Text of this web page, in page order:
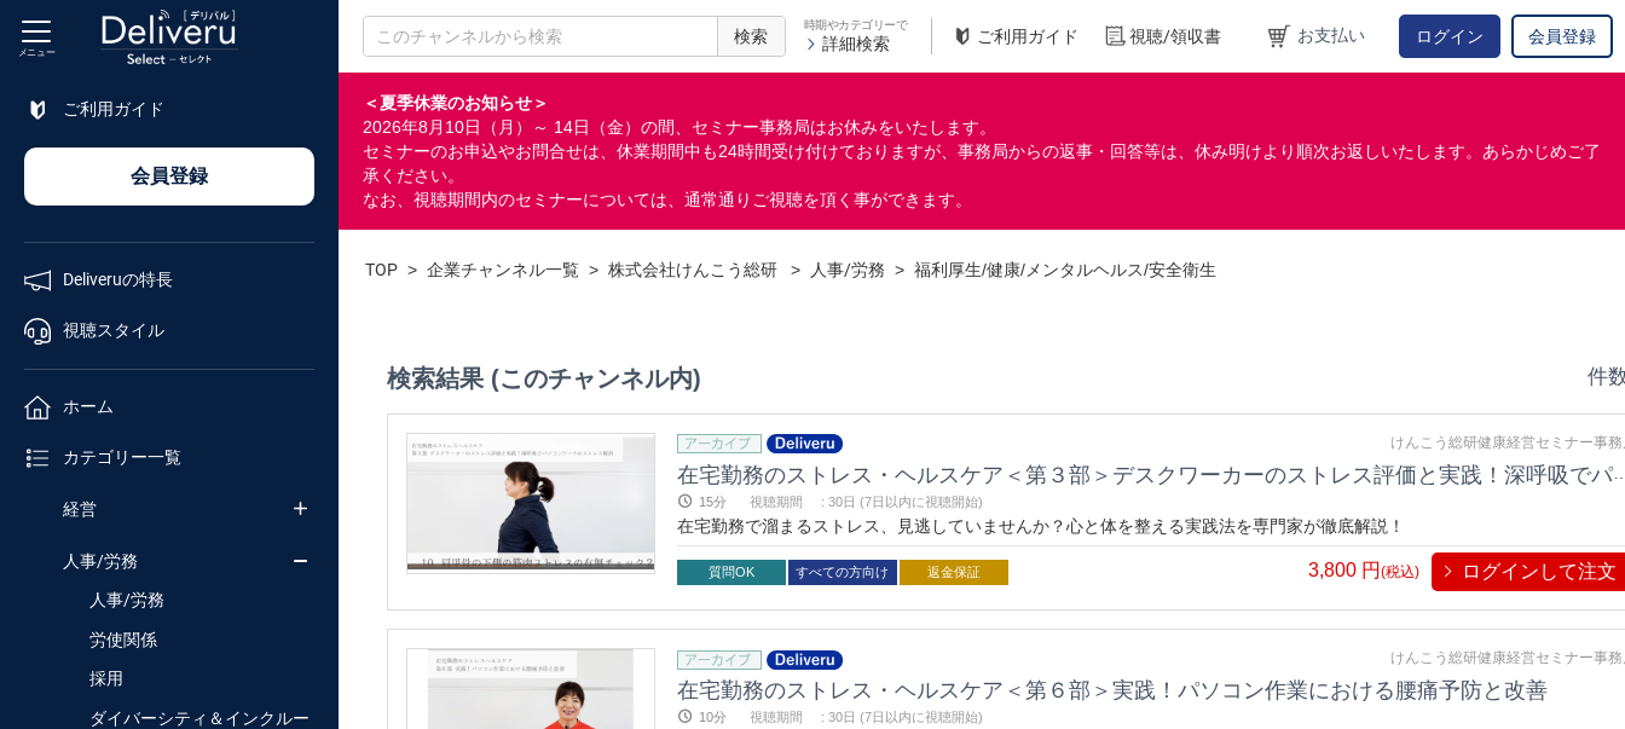
検索
時期やカテゴリーで
詳細検索 ご利用ガイド 視聴/領収書 お支払い ログイン 会員登録
＜夏季休業のお知らせ＞
2026年8月10日（月）～ 14日（金）の間、セミナー事務局はお休みをいたします。
セミナーのお申込やお問合せは、休業期間中も24時間受け付けておりますが、事務局からの返事・回答等は、休み明けより順次お返しいたします。あらかじめご了
承ください。
なお、視聴期間内のセミナーについては、通常通りご視聴を頂く事ができます。
メニュー
ご利用ガイド
会員登録
Deliveruの特長
視聴スタイル
ホーム
カテゴリー一覧
経営
人事/労務
人事/労務
労使関係
採用
ダイバーシティ＆インクルー
セミナー
番号検索
TOP > 企業チャンネル一覧 > 株式会社けんこう総研 > 人事/労務 > 福利厚生/健康/メンタルヘルス/安全衛生
検索結果 (このチャンネル内) 件
けんこう総研健康経営セミナー事
在宅勤務のストレス・ヘルスケア＜第３部＞デスクワーカーのスト
15分 視聴期間 : 30日 (7日以内に視聴開始)
在宅勤務で溜まるストレス、見逃していませんか？心と体を整える実践法を専門家が徹底解説！
質問OK すべての方向け 返金保証 3,800 円(税込) ログインして注文
けんこう総研健康経営セミナー事
在宅勤務のストレス・ヘルスケア＜第６部＞実践！パソコン作業における腰痛予防と改善
10分 視聴期間 : 30日 (7日以内に視聴開始)